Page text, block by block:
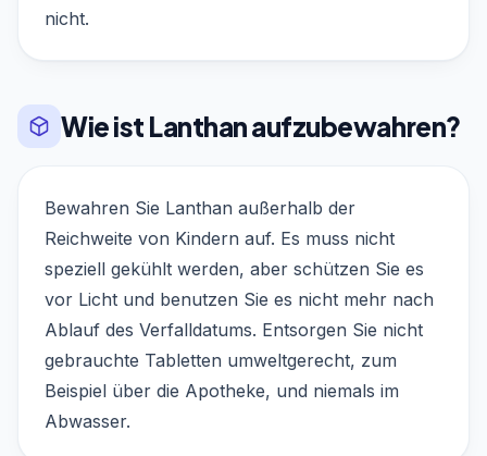
nicht.
Wie ist Lanthan aufzubewahren?
Bewahren Sie Lanthan außerhalb der
Reichweite von Kindern auf. Es muss nicht
speziell gekühlt werden, aber schützen Sie es
vor Licht und benutzen Sie es nicht mehr nach
Ablauf des Verfalldatums. Entsorgen Sie nicht
gebrauchte Tabletten umweltgerecht, zum
Beispiel über die Apotheke, und niemals im
Abwasser.